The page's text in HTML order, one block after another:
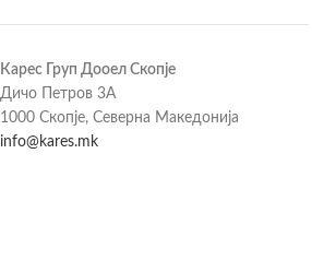
Карес Груп Дооел Скопје
Дичо Петров 3А
1000 Скопје, Северна Македонија
info@kares.mk